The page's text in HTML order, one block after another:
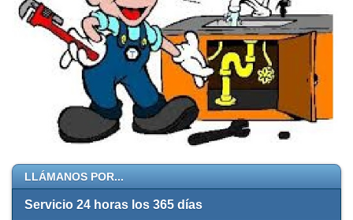
LLÁMANOS POR...
Servicio 24 horas los 365 días